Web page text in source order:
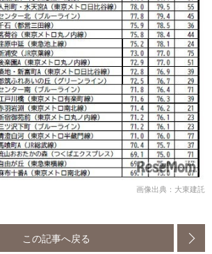
画像出典：大東建託
この記事へ戻る